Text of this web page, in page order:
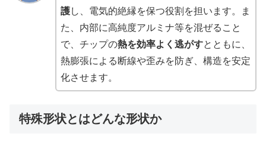
護し、電気的絶縁を保つ役割を担います。ま
た、内部に高純度アルミナ等を混ぜること
で、チップの熱を効率よく逃がすとともに、
熱膨張による断線や歪みを防ぎ、構造を安定
化させます。
特殊形状とはどんな形状か